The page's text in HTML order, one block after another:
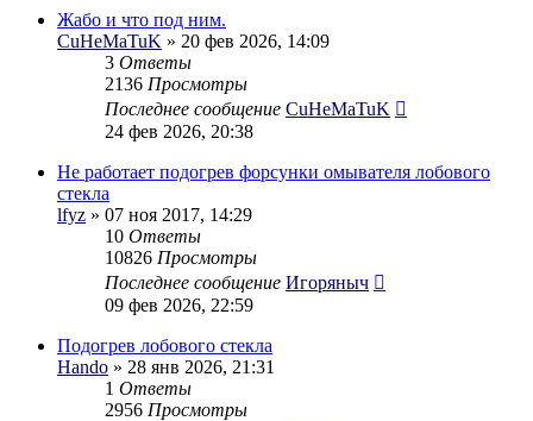
Жабо и что под ним.
CuHeMaTuK » 20 фев 2026, 14:09
3 Ответы
2136 Просмотры
Последнее сообщение CuHeMaTuK
24 фев 2026, 20:38
Не работает подогрев форсунки омывателя лобового
стекла
lfyz » 07 ноя 2017, 14:29
10 Ответы
10826 Просмотры
Последнее сообщение Игоряныч
09 фев 2026, 22:59
Подогрев лобового стекла
Hando » 28 янв 2026, 21:31
1 Ответы
2956 Просмотры